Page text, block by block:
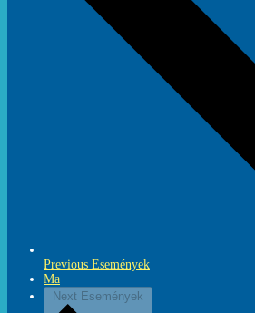
Previous Események
Ma
Next Események